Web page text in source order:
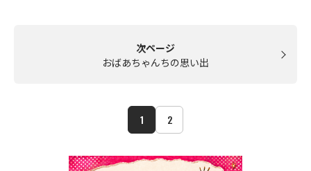
次ページ
おばあちゃんちの思い出
1 2